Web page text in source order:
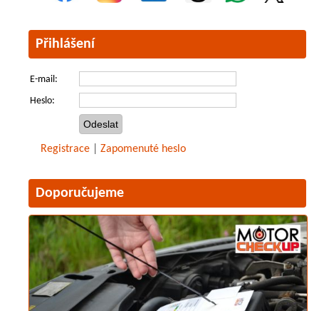
Přihlášení
E-mail:
Heslo:
Registrace Zapomenuté heslo
Doporučujeme